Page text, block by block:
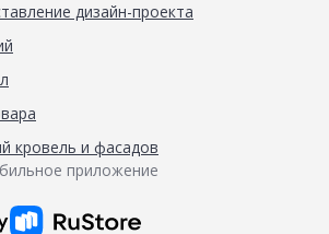
дизайн-проекта
кровель и фасадов
приложение